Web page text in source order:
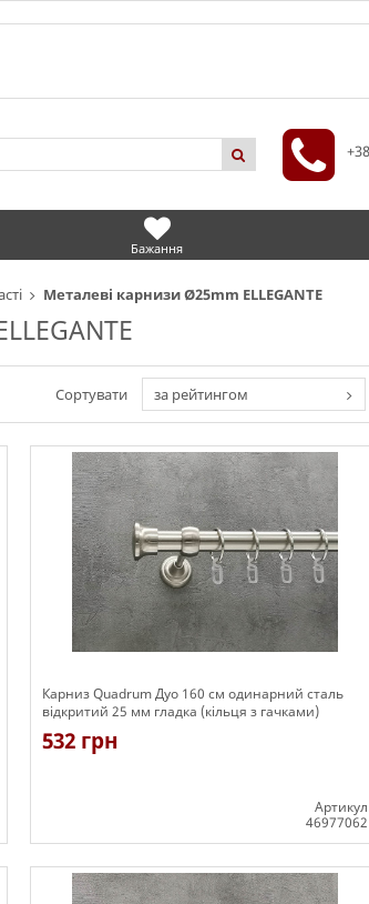
Металеві карнизи Ø25mm ELLEGANTE
Сортувати за рейтингом
Карниз Quadrum Дуо 160 см одинарний сталь
відкритий 25 мм гладка (кільця з гачками)
532 грн
Артикул
46977062
Бажання